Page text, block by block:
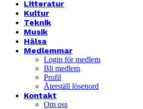
Litteratur
Kultur
Teknik
Musik
Hälsa
Medlemmar
Login för medlem
Bli medlem
Profil
Återställ lösenord
Kontakt
Om oss